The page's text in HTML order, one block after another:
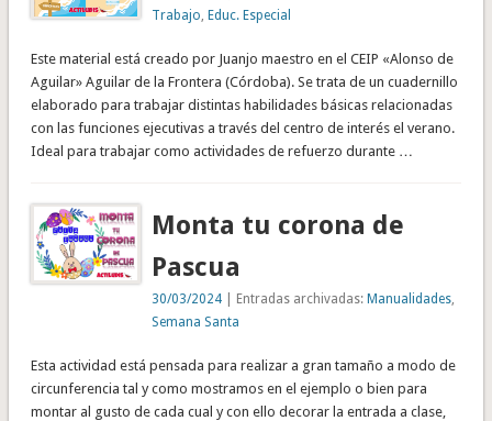
Trabajo ,Educ. Especial
Este material está creado por Juanjo maestro en el CEIP «Alonso de
Aguilar» Aguilar de la Frontera (Córdoba). Se trata de un cuadernillo
elaborado para trabajar distintas habilidades básicas relacionadas
con las funciones ejecutivas a través del centro de interés el verano.
Ideal para trabajar como actividades de refuerzo durante …
Monta tu corona de
Pascua
30/03/2024 | Entradas archivadas:Manualidades
Semana Santa
Esta actividad está pensada para realizar a gran tamaño a modo de
circunferencia tal y como mostramos en el ejemplo o bien para
montar al gusto de cada cual y con ello decorar la entrada a clase,